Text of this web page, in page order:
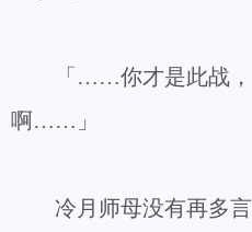
「……你才是此战，
啊……」
冷月师母没有再多言